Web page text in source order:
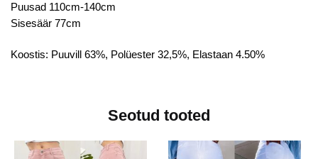
Puusad 110cm-140cm
Sisesäär 77cm
Koostis: Puuvill 63%, Polüester 32,5%, Elastaan 4.50%
Seotud tooted